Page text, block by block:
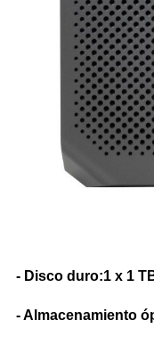
Wireless
CONTACTO
- Disco duro:1 x 1
- Almacenamiento